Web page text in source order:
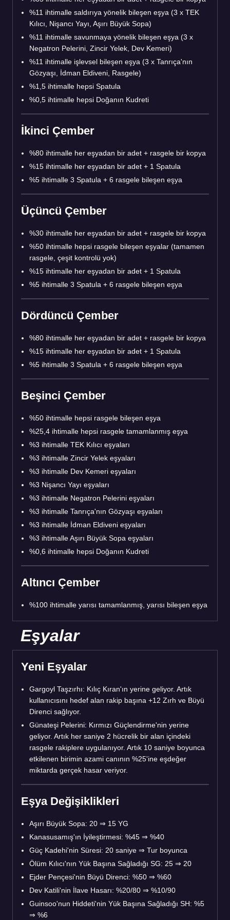
%11 ihtimalle saldırıya yönelik bileşen eşya (3 x TEK
Kılıcı, Nişancı Yayı, Aşırı Büyük Sopa)
%11 ihtimalle savunmaya yönelik bileşen eşya (3 x
Negatron Pelerini, Zincir Yelek, Dev Kemeri)
%11 ihtimalle işlevsel bileşen eşya (3 x Tanrıça'nın
Gözyaşı, İdman Eldiveni, Rasgele)
%1,5 ihtimalle hepsi Spatula
%0,5 ihtimalle hepsi Doğanın Kudreti
İkinci Çember
%80 ihtimalle her eşyadan bir adet + rasgele bir kopya
%15 ihtimalle her eşyadan bir adet + 1 Spatula
%5 ihtimalle 3 Spatula + 6 rasgele bileşen eşya
Üçüncü Çember
%30 ihtimalle her eşyadan bir adet + rasgele bir kopya
%50 ihtimalle hepsi rasgele bileşen eşyalar (tamamen
rasgele, çeşit kontrolü yok)
%15 ihtimalle her eşyadan bir adet + 1 Spatula
%5 ihtimalle 3 Spatula + 6 rasgele bileşen eşya
Dördüncü Çember
%80 ihtimalle her eşyadan bir adet + rasgele bir kopya
%15 ihtimalle her eşyadan bir adet + 1 Spatula
%5 ihtimalle 3 Spatula + 6 rasgele bileşen eşya
Beşinci Çember
%50 ihtimalle hepsi rasgele bileşen eşya
%25,4 ihtimalle hepsi rasgele tamamlanmış eşya
%3 ihtimalle TEK Kılıcı eşyaları
%3 ihtimalle Zincir Yelek eşyaları
%3 ihtimalle Dev Kemeri eşyaları
%3 Nişancı Yayı eşyaları
%3 ihtimalle Negatron Pelerini eşyaları
%3 ihtimalle Tanrıça'nın Gözyaşı eşyaları
%3 ihtimalle İdman Eldiveni eşyaları
%3 ihtimalle Aşırı Büyük Sopa eşyaları
%0,6 ihtimalle hepsi Doğanın Kudreti
Altıncı Çember
%100 ihtimalle yarısı tamamlanmış, yarısı bileşen eşya
Eşyalar
Yeni Eşyalar
Gargoyl Taşzırhı: Kılıç Kıran'ın yerine geliyor. Artık
kullanıcısını hedef alan rakip başına +12 Zırh ve Büyü
Direnci sağlıyor.
Günateşi Pelerini: Kırmızı Güçlendirme'nin yerine
geliyor. Artık her saniye 2 hücrelik bir alan içindeki
rasgele rakiplere uygulanıyor. Artık 10 saniye boyunca
etkilenen birimin azami canının %25'ine eşdeğer
miktarda gerçek hasar veriyor.
Eşya Değişiklikleri
Aşırı Büyük Sopa: 20 ⇒ 15 YG
Kanasusamış'ın İyileştirmesi: %45 ⇒ %40
Güç Kadehi'nin Süresi: 20 saniye ⇒ Tur boyunca
Ölüm Kılıcı'nın Yük Başına Sağladığı SG: 25 ⇒ 20
Ejder Pençesi'nin Büyü Direnci: %50 ⇒ %60
Dev Katili'nin İlave Hasarı: %20/80 ⇒ %10/90
Guinsoo'nun Hiddeti'nin Yük Başına Sağladığı SH: %5
⇒ %6